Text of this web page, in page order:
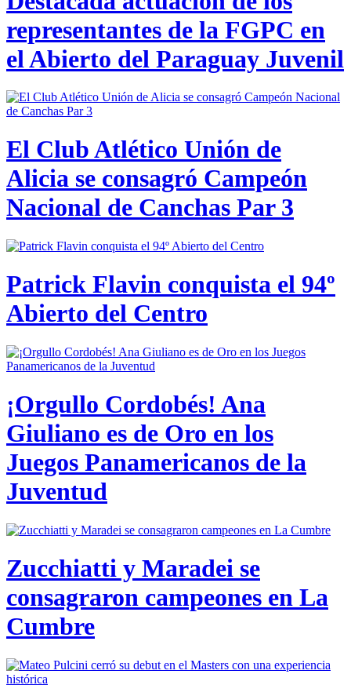
representantes de la FGPC en
el Abierto del Paraguay Juvenil
El Club Atlético Unión de
Alicia se consagró Campeón
Nacional de Canchas Par 3
Patrick Flavin conquista el 94º
Abierto del Centro
¡Orgullo Cordobés! Ana
Giuliano es de Oro en los
Juegos Panamericanos de la
Juventud
Zucchiatti y Maradei se
consagraron campeones en La
Cumbre